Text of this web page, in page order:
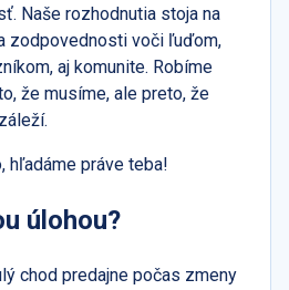
Naše rozhodnutia stoja na
zodpovednosti voči ľuďom,
aj komunite. Robíme
že musíme, ale preto, že
hľadáme práve teba!
úlohou?
chod predajne počas zmeny